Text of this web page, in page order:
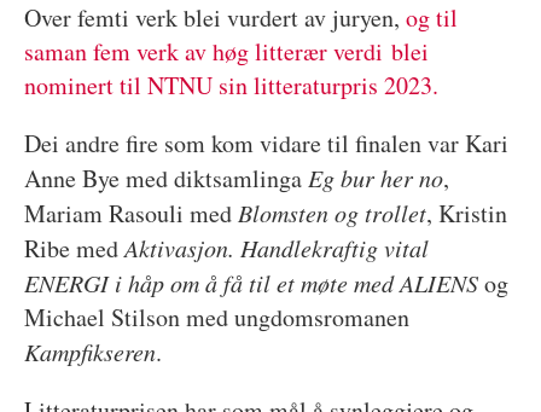
Over femti verk blei vurdert av juryen, og til
saman fem verk av høg litterær verdi blei
nominert til NTNU sin litteraturpris 2023.
Dei andre fire som kom vidare til finalen var Kari
Anne Bye med diktsamlingaEg bur her no,
Mariam Rasouli medBlomsten og trollet, Kristin
Ribe medAktivasjon. Handlekraftig vital
ENERGI i håp om å få til et møte med ALIENSog
Michael Stilson med ungdomsromanen
Kampfikseren.